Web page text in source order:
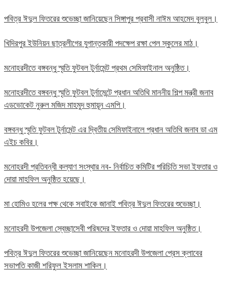
পবিত্র ঈদুল ফিতরের শুভেচ্ছা জানিয়েছেন সিঙ্গাপুর প্রবাসী নাঈম আহমেদ বুলবুল।
খিদিরপুর ইউনিয়ন ছাত্রলীগের যুগান্তকারী পদক্ষেপ রক্ষা পেল স্কুলের মাঠ।
মনোহরদীতে বঙ্গবন্ধু স্মৃতি ফুটবল টুর্নামেন্ট প্রথম সেমিফাইনাল অনুষ্ঠিত।
মনোহরদীতে বঙ্গবন্ধু স্মৃতি ফুটবল টুর্নামেন্টে প্রধান অতিথি মাননীয় শিল্প মন্ত্রী জনাব
এডভোকেট নুরুল মজিদ মাহমুদ হুমায়ূন এমপি।
বঙ্গবন্ধু স্মৃতি ফুটবল টুর্নামেন্ট এর দ্বিতীয় সেমিফাইনালে প্রধান অতিথি জনাব ডা এম
এইচ কবির।
মনোহরদী প্রতিবন্ধী কল্যাণ সংস্থার নব- নির্বাচিত কমিটির পরিচিতি সভা ইফতার ও
দোয়া মাহফিল অনুষ্ঠিত হয়েছে।
মা হোমিও হলের পক্ষ থেকে সবাইকে জানাই পবিত্র ঈদুল ফিতরের শুভেচ্ছা।
মনোহরদী উপজেলা স্বেচ্ছাসেবী পরিষদের ইফতার ও দোয়া মাহফিল অনুষ্ঠিত।
পবিত্র ঈদুল ফিতরের শুভেচ্ছা জানিয়েছেন মনোহরদী উপজেলা প্রেস ক্লাবের
সভাপতি কাজী শরিফুল ইসলাম শাকিল।